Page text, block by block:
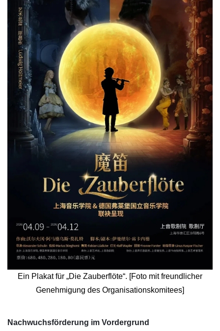
Ein Plakat für „Die Zauberflöte“. [Foto mit freundlicher
Genehmigung des Organisationskomitees]
​Nachwuchsförderung im Vordergrund